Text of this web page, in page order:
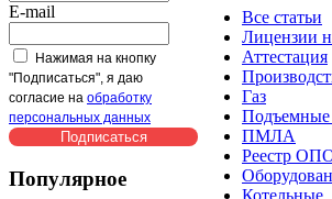
E-mail
Нажимая на кнопку
"Подписаться", я даю
согласие на обработку
персональных данных
Популярное
Все статьи
Лицензии
Аттестация
Газ
Подъемные
ПМЛА
Реестр
Котельные